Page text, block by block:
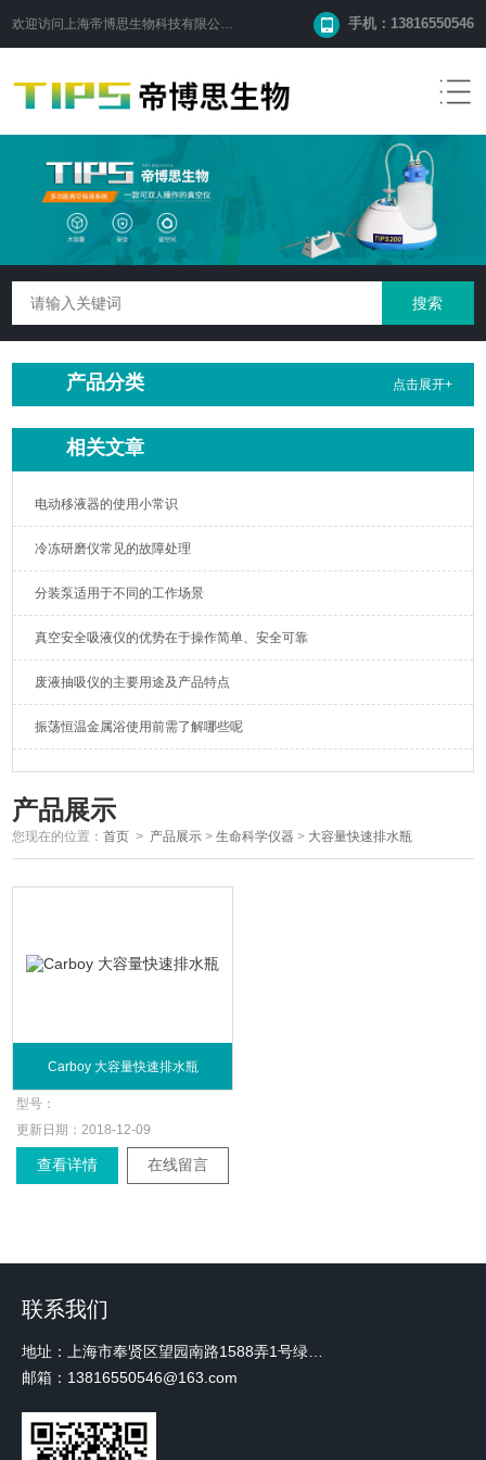
欢迎访问 上海帝博思生物科技有限公司 手机：13816550546
产品分类 点击展开+
相关文章
电动移液器的使用小常识
冷冻研磨仪常见的故障处理
分装泵适用于不同的工作场景
真空安全吸液仪的优势在于操作简单、安全可靠
废液抽吸仪的主要用途及产品特点
振荡恒温金属浴使用前需了解哪些呢
产品展示
您现在的位置：首页 > 产品展示 >生命科学仪器 > 大容量快速排水瓶
Carboy 大容量快速排水瓶
型号：
更新日期： 2018-12-09
查看详情 在线留言
联系我们
邮箱：13816550546@163.com